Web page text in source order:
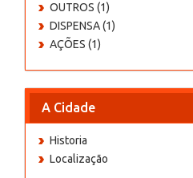
OUTROS (1)
DISPENSA (1)
AÇÕES (1)
A Cidade
Historia
Localização